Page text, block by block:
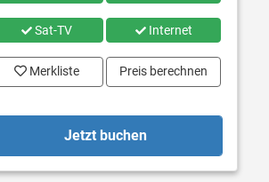
Sat-TV Internet
Merkliste Preis berechnen
Jetzt buchen